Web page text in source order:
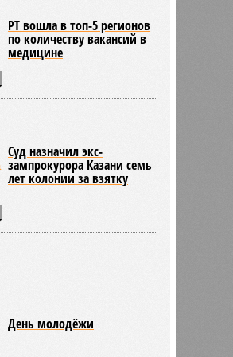
РТ вошла в топ-5 регионов
по количеству вакансий в
медицине
Суд назначил экс-
зампрокурора Казани семь
лет колонии за взятку
День молодёжи